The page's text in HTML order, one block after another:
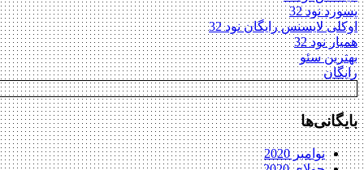
پسورد نود 32
اوکلی لایسنس رایگان نود 32
همیار نود 32
بهترین سئو
رایگان
بایگانی‌ها
نوامبر 2020